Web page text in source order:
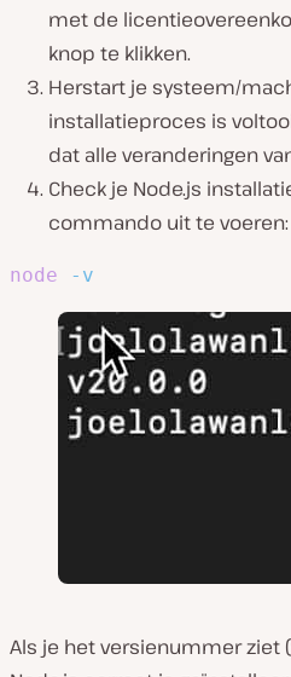
met de
knop te klikken.
Herstart je systeem/
installatieproces is
dat alle veranderingen
Check je Node.js
commando uit te voeren:
node -v
Als je het versienummer ziet